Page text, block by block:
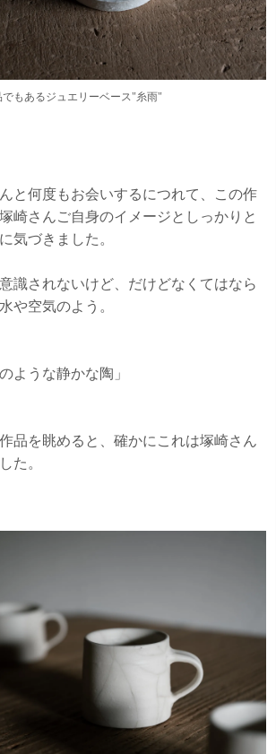
もあるジュエリーベース"糸雨"
と何度もお会いするにつれて、この作
崎さんご自身のイメージとしっかりと
気づきました。
識されないけど、だけどなくてはなら
や空気のよう。
ような静かな陶」
品を眺めると、確かにこれは塚崎さん
た。